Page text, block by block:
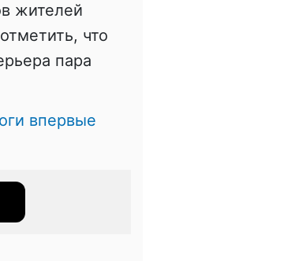
жителей
что
пара
впервые